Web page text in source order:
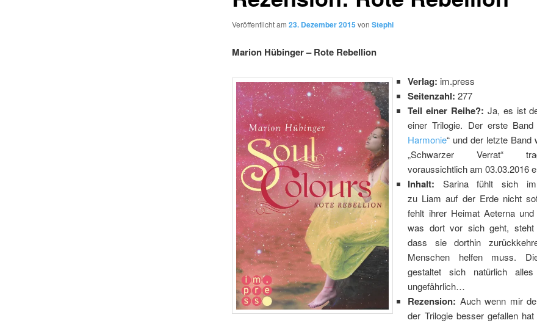
Veröffentlicht am 23. Dezember 2015 von Stephi
Marion Hübinger – Rote Rebellion
Verlag: im.press
Seitenzahl:277
Teil einer Reihe?: Ja, es ist
einer Trilogie. Der erste Band
Harmonie“ und der letzte Band
„Schwarzer Verrat“
voraussichtlich am 03.03.2016
Inhalt: Sarina fühlt sich im
zu Liam auf der Erde nicht
fehlt ihrer Heimat Aeterna
was dort vor sich geht,
dass sie dorthin
Menschen helfen muss.
gestaltet sich natürlich
ungefährlich…
Rezension: Auch wenn mir
der Trilogie besser gefallen